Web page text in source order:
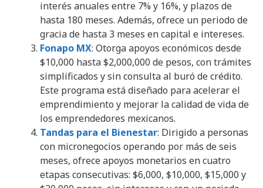
interés anuales entre 7% y 16%, y plazos de
hasta 180 meses. Además, ofrece un periodo de
gracia de hasta 3 meses en capital e intereses.
Fonapo MX: Otorga apoyos económicos desde
$10,000 hasta $2,000,000 de pesos, con trámites
simplificados y sin consulta al buró de crédito.
Este programa está diseñado para acelerar el
emprendimiento y mejorar la calidad de vida de
los emprendedores mexicanos.
Tandas para el Bienestar: Dirigido a personas
con micronegocios operando por más de seis
meses, ofrece apoyos monetarios en cuatro
etapas consecutivas: $6,000, $10,000, $15,000 y